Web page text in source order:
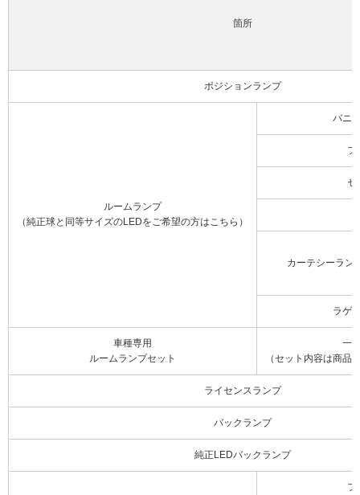
箇所
ポジションランプ
ルームランプ
（純正球と同等サイズのLEDをご希望の方はこちら）
バニ
フ
セ
カーテシーラン
ラゲ
車種専用
ルームランプセット
一
（セット内容は商品
ライセンスランプ
バックランプ
純正LEDバックランプ
フ